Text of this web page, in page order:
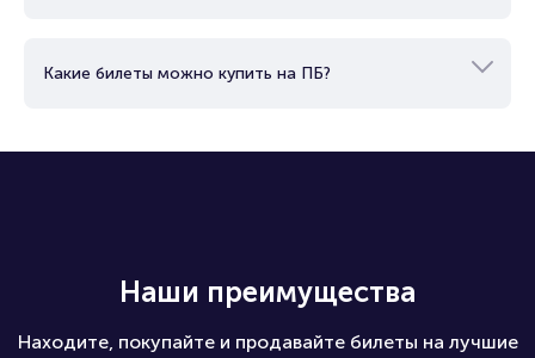
Какие билеты можно купить на ПБ?
Наши преимущества
Находите, покупайте и продавайте билеты на лучшие